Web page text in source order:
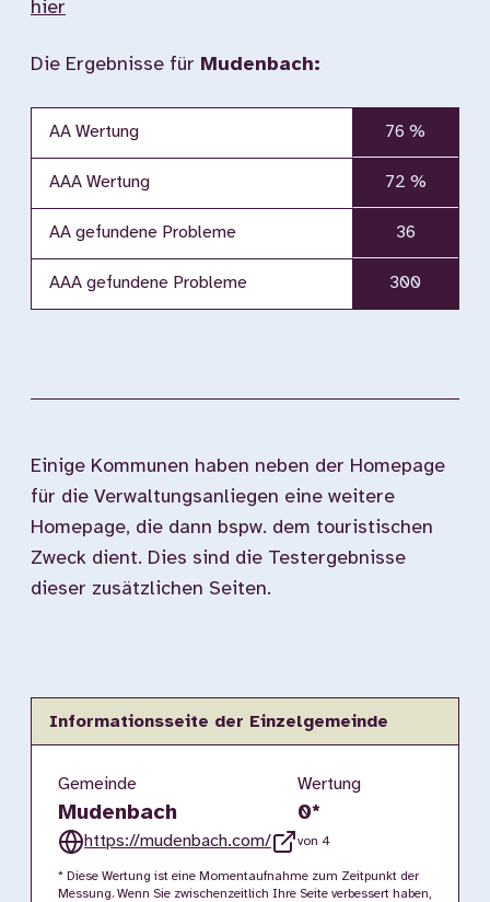
hier
Die Ergebnisse für Mudenbach:
AA Wertung 76 %
AAA Wertung 72 %
AA gefundene Probleme 36
AAA gefundene Probleme 300
Einige Kommunen haben neben der Homepage
für die Verwaltungsanliegen eine weitere
Homepage, die dann bspw. dem touristischen
Zweck dient. Dies sind die Testergebnisse
dieser zusätzlichen Seiten.
Informationsseite der Einzelgemeinde
Gemeinde
Mudenbach
https://mudenbach.com/
Wertung
0*
von 4
* Diese Wertung ist eine Momentaufnahme zum Zeitpunkt der
Messung. Wenn Sie zwischenzeitlich Ihre Seite verbessert haben,